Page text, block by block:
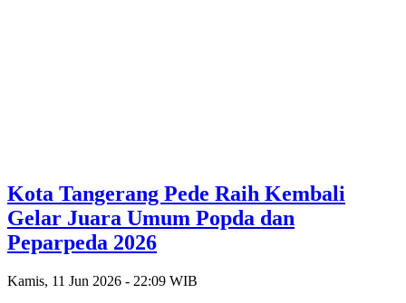
Kota Tangerang Pede Raih Kembali
Gelar Juara Umum Popda dan
Peparpeda 2026
Kamis, 11 Jun 2026 - 22:09 WIB